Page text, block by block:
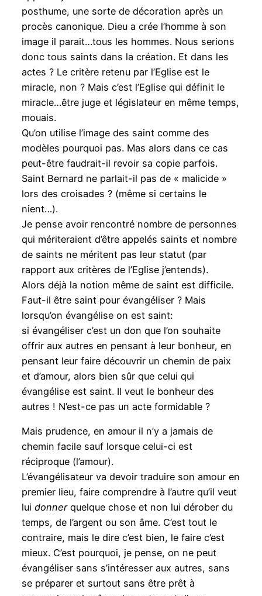
posthume, une sorte de décoration après un
procès canonique. Dieu a crée l’homme à son
image il parait…tous les hommes. Nous serions
donc tous saints dans la création. Et dans les
actes ? Le critère retenu par l’Eglise est le
miracle, non ? Mais c’est l’Eglise qui définit le
miracle…être juge et législateur en même temps,
mouais.
Qu’on utilise l’image des saint comme des
modèles pourquoi pas. Mas alors dans ce cas
peut-être faudrait-il revoir sa copie parfois.
Saint Bernard ne parlait-il pas de « malicide »
lors des croisades ? (même si certains le
nient…).
Je pense avoir rencontré nombre de personnes
qui mériteraient d’être appelés saints et nombre
de saints ne méritent pas leur statut (par
rapport aux critères de l’Eglise j’entends).
Alors déjà la notion même de saint est difficile.
Faut-il être saint pour évangéliser ? Mais
lorsqu’on évangélise on est saint:
si évangéliser c’est un don que l’on souhaite
offrir aux autres en pensant à leur bonheur, en
pensant leur faire découvrir un chemin de paix
et d’amour, alors bien sûr que celui qui
évangélise est saint. Il veut le bonheur des
autres ! N’est-ce pas un acte formidable ?
Mais prudence, en amour il n’y a jamais de
chemin facile sauf lorsque celui-ci est
réciproque (l’amour).
L’évangélisateur va devoir traduire son amour en
premier lieu, faire comprendre à l’autre qu’il veut
lui donnerquelque chose et non lui dérober du
temps, de l’argent ou son âme. C’est tout le
contraire, mais le dire c’est bien, le faire c’est
mieux. C’est pourquoi, je pense, on ne peut
évangéliser sans s’intéresser aux autres, sans
se préparer et surtout sans être prêt à